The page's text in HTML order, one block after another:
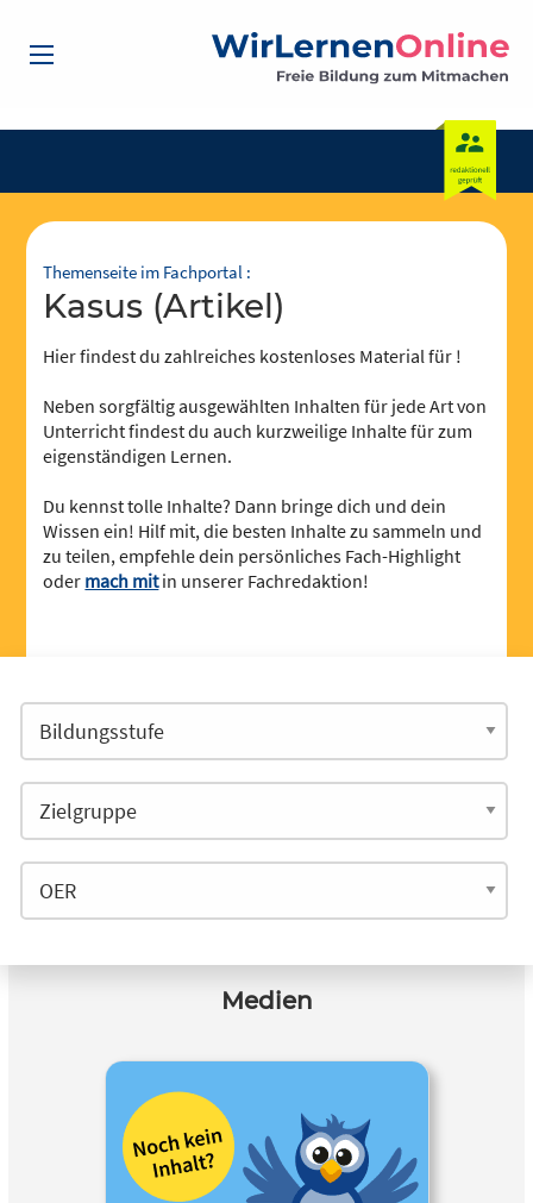
Themenseite im Fachportal :
Kasus (Artikel)
Hier findest du zahlreiches kostenloses Material für !
Neben sorgfältig ausgewählten Inhalten für jede Art von
Unterricht findest du auch kurzweilige Inhalte für zum
eigenständigen Lernen.
Du kennst tolle Inhalte? Dann bringe dich und dein
Wissen ein! Hilf mit, die besten Inhalte zu sammeln und
zu teilen, empfehle dein persönliches Fach-Highlight
oder mach mitin unserer Fachredaktion!
Medien